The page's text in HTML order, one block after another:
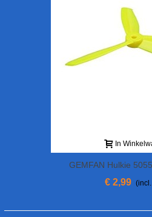
In
GEMFAN Hulkie
€ 2,99